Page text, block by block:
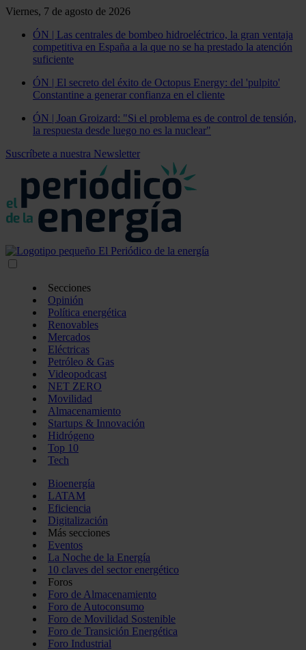
Viernes, 7 de agosto de 2026
ÓN | Las centrales de bombeo hidroeléctrico, la gran ventaja
competitiva en España a la que no se ha prestado la atención
suficiente
ÓN | El secreto del éxito de Octopus Energy: del 'pulpito'
Constantine a generar confianza en el cliente
ÓN | Joan Groizard: "Si el problema es de control de tensión,
la respuesta desde luego no es la nuclear"
Suscríbete a nuestra Newsletter
Secciones
Opinión
Política energética
Renovables
Mercados
Eléctricas
Petróleo & Gas
Videopodcast
NET ZERO
Movilidad
Almacenamiento
Startups & Innovación
Hidrógeno
Top 10
Tech
Bioenergía
LATAM
Eficiencia
Digitalización
Más secciones
Eventos
La Noche de la Energía
10 claves del sector energético
Foros
Foro de Almacenamiento
Foro de Autoconsumo
Foro de Movilidad Sostenible
Foro de Transición Energética
Foro Industrial